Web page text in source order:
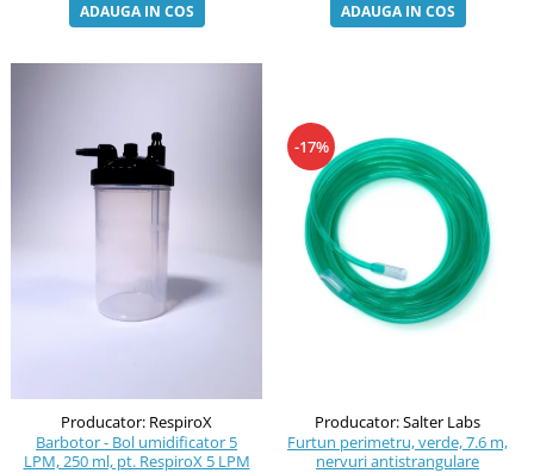
ADAUGA IN COS ADAUGA IN COS
Producator: RespiroX
Barbotor - Bol umidificator 5
LPM, 250 ml, pt. RespiroX 5 LPM
-17%
Producator: Salter Labs
Furtun perimetru, verde, 7.6 m,
nervuri antistrangulare